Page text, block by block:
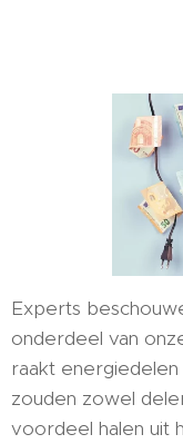
Experts
onderdeel van
raakt
zouden zowel
voordeel halen uit